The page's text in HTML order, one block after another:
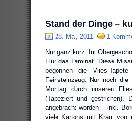
Stand der Dinge –
28. Mai, 2011 1
Nur ganz kurz: Im
Flur das Laminat. Diese
begonnen die Vlies-
Feinsteinzeug. Nur noch
Montag durch unseren
(Tapeziert und gestrichen).
angebracht worden – inkl.
viele Kartons mit Kram von